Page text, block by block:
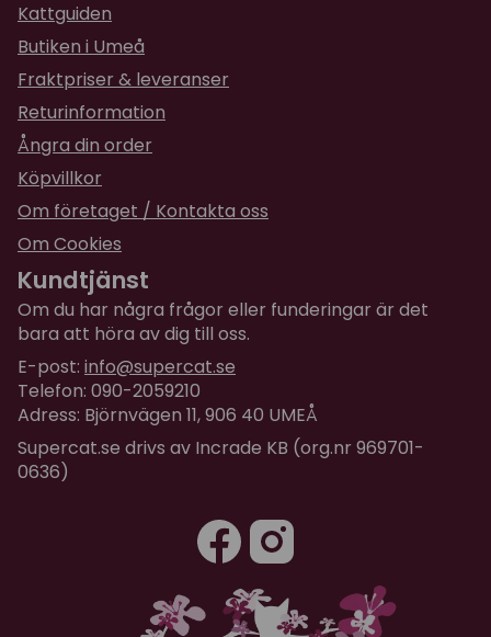
Kattguiden
Butiken i Umeå
Fraktpriser & leveranser
Returinformation
Ångra din order
Köpvillkor
Om företaget / Kontakta oss
Om Cookies
Kundtjänst
Om du har några frågor eller funderingar är det
bara att höra av dig till oss.
E-post: info@supercat.se
Telefon: 090-2059210
Adress: Björnvägen 11, 906 40 UMEÅ
Supercat.se drivs av Incrade KB (org.nr 969701-
0636)